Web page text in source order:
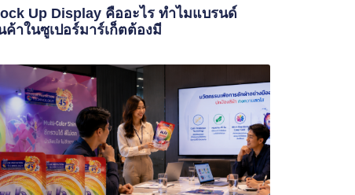
Up Display คืออะไร ทำไมแบรนด์
ค้าในซูเปอร์มาร์เก็ตต้องมี